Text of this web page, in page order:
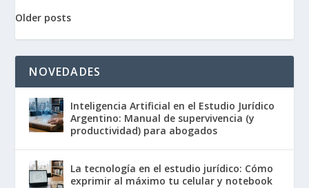
Older posts
NOVEDADES
Inteligencia Artificial en el Estudio Jurídico
Argentino: Manual de supervivencia (y
productividad) para abogados
La tecnología en el estudio jurídico: Cómo
exprimir al máximo tu celular y notebook